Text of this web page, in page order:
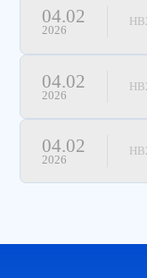
04.02
2026
04.02
2026
04.02
2026